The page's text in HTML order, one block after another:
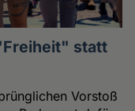
statt
Vorstoß